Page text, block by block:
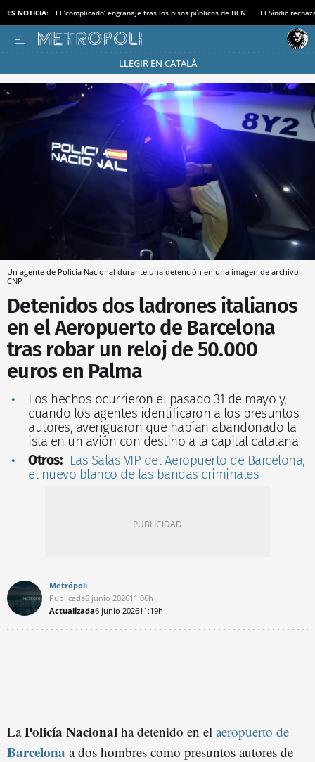
ES NOTICIA: El ‘complicado’ engranaje tras los pisos públicos de BCN El Síndic
LLEGIR EN CATALÀ
Pásate al MODO AHORRO
Un agente de Policía Nacional durante una detención en una imagen de archivo
CNP
Detenidos dos ladrones italianos
en el Aeropuerto de Barcelona
tras robar un reloj de 50.000
euros en Palma
Los hechos ocurrieron el pasado 31 de mayo y,
cuando los agentes identificaron a los presuntos
autores, averiguaron que habían abandonado la
isla en un avión con destino a la capital catalana
Otros: Las Salas VIP del Aeropuerto de Barcelona,
el nuevo blanco de las bandas criminales
Metrópoli
Publicada6 junio 202611:06h
Actualizada6 junio 202611:19h
LaPolicía Nacional ha detenido en el aeropuerto de
Barcelona a dos hombres como presuntos autores de